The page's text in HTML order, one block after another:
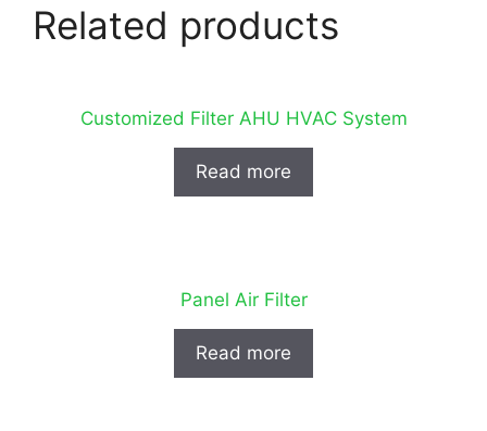
Related products
Customized Filter AHU HVAC System
Read more
Panel Air Filter
Read more